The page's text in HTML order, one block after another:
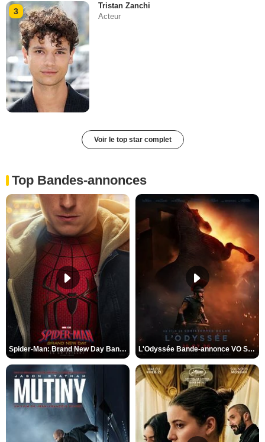
3
Tristan Zanchi
Acteur
Voir le top star complet
Top Bandes-annonces
Spider-Man: Brand New Day Bande-annonce VO STFR L'Odyssée Bande-annonce VO STFR